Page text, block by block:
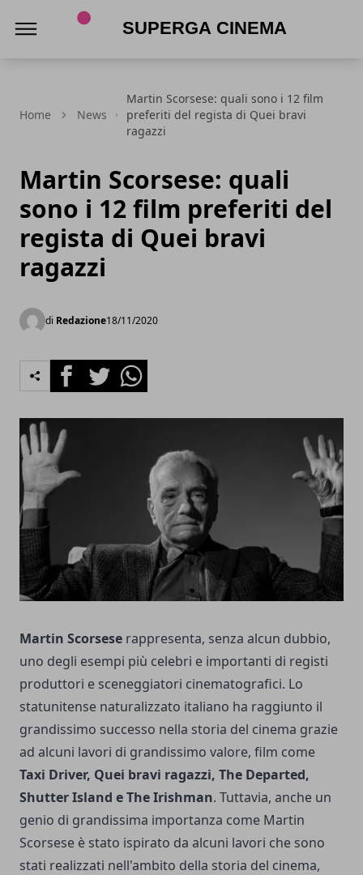
Home News
Martin Scorsese: quali sono i 12 film
preferiti del regista di Quei bravi
ragazzi
Martin Scorsese: quali
sono i 12 film preferiti del
regista di Quei bravi
ragazzi
di Redazione18/11/2020
FacebookTwitterWhatsapp
Martin Scorsese rappresenta, senza alcun dubbio,
uno degli esempi più celebri e importanti di registi
produttori e sceneggiatori cinematografici. Lo
statunitense naturalizzato italiano ha raggiunto il
grandissimo successo nella storia del cinema grazie
ad alcuni lavori di grandissimo valore, film come
Taxi Driver, Quei bravi ragazzi, The Departed,
Shutter Island e The Irishman. Tuttavia, anche un
genio di grandissima importanza come Martin
Scorsese è stato ispirato da alcuni lavori che sono
stati realizzati nell'ambito della storia del cinema,